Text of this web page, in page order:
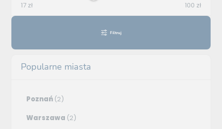
17 zł 100 zł
Filtruj
Popularne miasta
Poznań (2)
Warszawa (2)